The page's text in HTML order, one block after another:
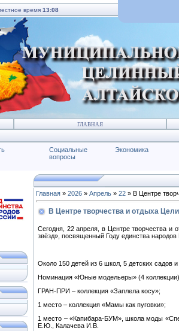
время 13:08
ГЛАВНАЯ
Социальные
вопросы
Экономика
Главная » 2026 » Апрель » 22 » В Центре
В Центре творчества и отдыха
Сегодня, 22 апреля, в Центре творчества и
звёзд», посвященный Году единства
Около 150 детей из 6 школ, 5 детских садов
Номинация «Юные модельеры» (4
ГРАН-ПРИ – коллекция «Заплела косу»;
1 место – коллекция «Мамы как пуговки»;
1 место – «Капибара-БУМ», школа моды
Е.Ю., Калачева И.В.